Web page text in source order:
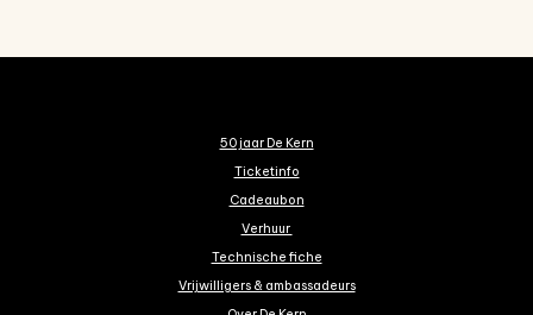
50 jaar De Kern
Ticketinfo
Cadeaubon
Verhuur
Technische fiche
Vrijwilligers & ambassadeurs